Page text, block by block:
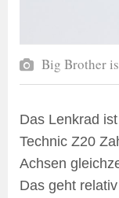
Big Brother
Das Lenkrad
Technic Z20
Achsen
Das geht